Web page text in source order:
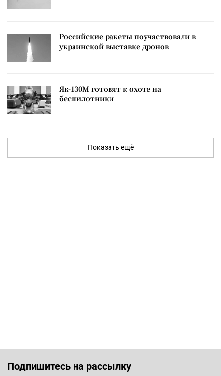
Российские ракеты поучаствовали в
украинской выставке дронов
Як-130М готовят к охоте на
беспилотники
Показать ещё
Подпишитесь на рассылку